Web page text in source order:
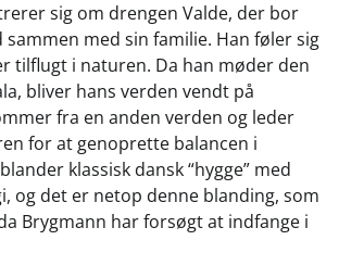
sig om drengen Valde, der bor
sammen med sin familie. Han føler sig
tilflugt i naturen. Da han møder den
bliver hans verden vendt på
fra en anden verden og leder
for at genoprette balancen i
klassisk dansk “hygge” med
og det er netop denne blanding, som
Brygmann har forsøgt at indfange i